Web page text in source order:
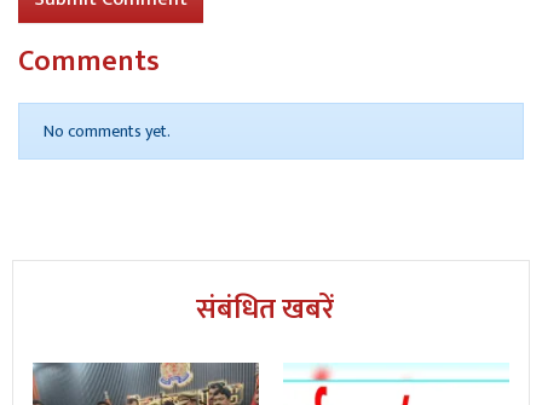
Comments
No comments yet.
संबंधित खबरें